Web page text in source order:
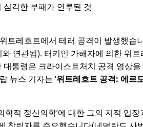
각한 부패가 연루된 것
트레흐트에서 테러 공격이 발생했습
연관됨). 터키인 가해자에 의한 위트
통령은 크라이스트처치 공격 영상
뉴스 기자는 위트레흐트 공격: 에르
학적 정신의학에 대한 그의 지적 입